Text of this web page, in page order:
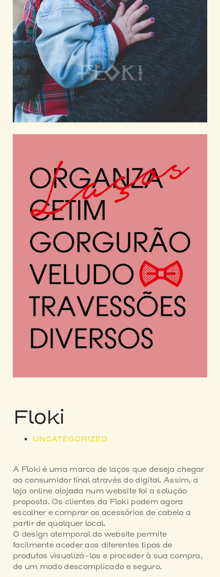
Floki
UNCATEGORIZED
A Floki é uma marca de laços que deseja chegar
ao consumidor final através do digital. Assim, a
loja online alojada num website foi a solução
proposta. Os clientes da Floki podem agora
escolher e comprar os acessórios de cabelo a
partir de qualquer local.
O design atemporal do website permite
facilmente aceder aos diferentes tipos de
produtos visualizá-los e proceder à sua compra,
de um modo descomplicado e seguro.